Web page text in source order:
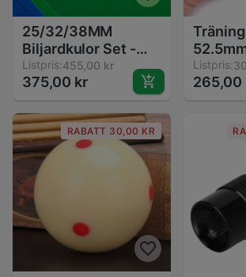
25/32/38MM
Biljardkulor Set -
Resin Snookerbollar
för Barn
Listpris:455,00 kr
375,00 kr
Biljard
Listpris:
265,00
RABATT 30,00 KR